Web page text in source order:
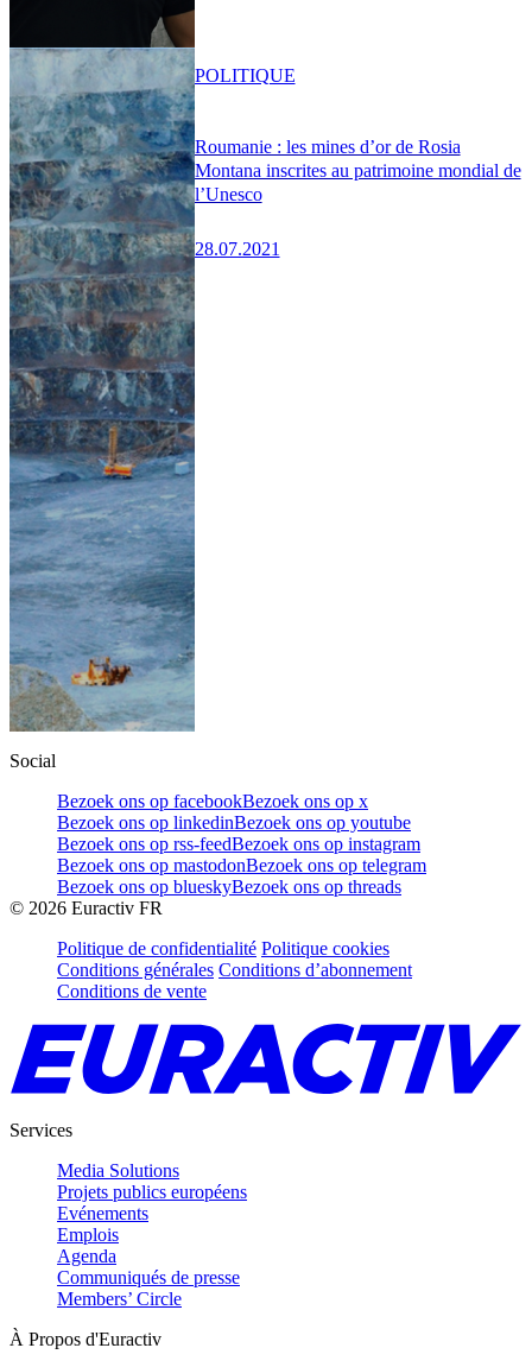
Roumanie : les mines d’or de Rosia
Montana inscrites au patrimoine mondial de
l’Unesco
28.07.2021
POLITIQUE
Social
Bezoek ons op facebookBezoek ons op x
Bezoek ons op linkedinBezoek ons op youtube
Bezoek ons op rss-feedBezoek ons op instagram
Bezoek ons op mastodonBezoek ons op telegram
Bezoek ons op blueskyBezoek ons op threads
© 2026 Euractiv FR
Politique de confidentialité Politique cookies
Conditions générales Conditions d’abonnement
Conditions de vente
Services
Media Solutions
Projets publics européens
Evénements
Emplois
Agenda
Communiqués de presse
Members’ Circle
À Propos d'Euractiv